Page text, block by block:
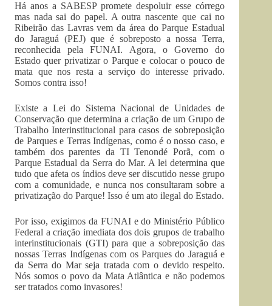
Há anos a SABESP promete despoluir esse córrego
mas nada sai do papel. A outra nascente que cai no
Ribeirão das Lavras vem da área do Parque Estadual
do Jaraguá (PEJ) que é sobreposto a nossa Terra,
reconhecida pela FUNAI. Agora, o Governo do
Estado quer privatizar o Parque e colocar o pouco de
mata que nos resta a serviço do interesse privado.
Somos contra isso!
Existe a Lei do Sistema Nacional de Unidades de
Conservação que determina a criação de um Grupo de
Trabalho Interinstitucional para casos de sobreposição
de Parques e Terras Indígenas, como é o nosso caso, e
também dos parentes da TI Tenondé Porã, com o
Parque Estadual da Serra do Mar. A lei determina que
tudo que afeta os índios deve ser discutido nesse grupo
com a comunidade, e nunca nos consultaram sobre a
privatização do Parque! Isso é um ato ilegal do Estado.
Por isso, exigimos da FUNAI e do Ministério Público
Federal a criação imediata dos dois grupos de trabalho
interinstitucionais (GTI) para que a sobreposição das
nossas Terras Indígenas com os Parques do Jaraguá e
da Serra do Mar seja tratada com o devido respeito.
Nós somos o povo da Mata Atlântica e não podemos
ser tratados como invasores!